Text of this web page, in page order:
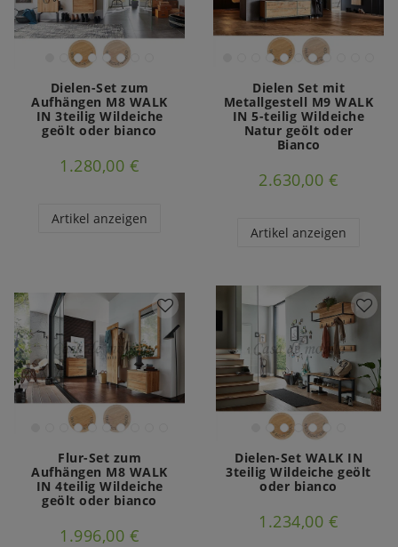
Dielen-Set zum
Aufhängen M8 WALK
IN 3teilig Wildeiche
geölt oder bianco
1.280,00 €
Artikel anzeigen
Dielen Set mit
Metallgestell M9 WALK
IN 5-teilig Wildeiche
Natur geölt oder
Bianco
2.630,00 €
Artikel anzeigen
Flur-Set zum
Aufhängen M8 WALK
IN 4teilig Wildeiche
geölt oder bianco
1.996,00 €
Dielen-Set WALK IN
3teilig Wildeiche geölt
oder bianco
1.234,00 €